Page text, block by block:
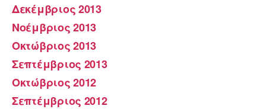
Δεκέμβριος 2013
Νοέμβριος 2013
Οκτώβριος 2013
Σεπτέμβριος 2013
Οκτώβριος 2012
Σεπτέμβριος 2012